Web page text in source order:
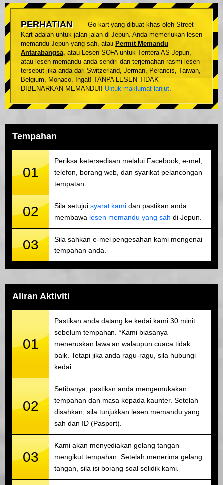
PERHATIAN
Go-kart yang dibuat khas oleh Street
Kart adalah untuk jalan-jalan di Jepun. Anda memerlukan lesen
memandu Jepun yang sah, atau Permit Memandu
Antarabangsa, atau Lesen SOFA untuk Tentera AS Jepun,
atau lesen memandu anda sendiri dan terjemahan rasmi lesen
tersebut jika anda dari Switzerland, Jerman, Perancis, Taiwan,
Belgium, Monaco. Ingat! TANPA LESEN TIDAK
DIBENARKAN MEMANDU!! Untuk maklumat lanjut.
Tempahan
01
Periksa ketersediaan melalui Facebook, e-mel,
telefon, borang web, dan syarikat pelancongan
tempatan.
02 Sila setujui syarat kami dan pastikan anda
membawa lesen memandu yang sah di Jepun.
03
Sila sahkan e-mel pengesahan kami mengenai
tempahan anda.
Aliran Aktiviti
01
Pastikan anda datang ke kedai kami 30 minit
sebelum tempahan. *Kami biasanya
meneruskan lawatan walaupun cuaca tidak
baik. Tetapi jika anda ragu-ragu, sila hubungi
kedai.
02
Setibanya, pastikan anda mengemukakan
tempahan dan masa kepada kaunter. Setelah
disahkan, sila tunjukkan lesen memandu yang
sah dan ID (Pasport).
03
Kami akan menyediakan gelang tangan
mengikut tempahan. Setelah menerima gelang
tangan, sila isi borang soal selidik kami.